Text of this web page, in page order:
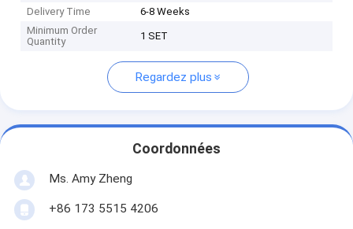
Delivery Time
6-8 Weeks
Minimum Order
Quantity
1 SET
Regardez plus
Coordonnées
Ms. Amy Zheng
+86 173 5515 4206